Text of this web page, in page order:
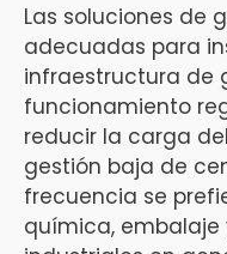
Las soluciones de
adecuadas para
infraestructura de
funcionamiento
reducir la carga
gestión baja de
frecuencia se
química,